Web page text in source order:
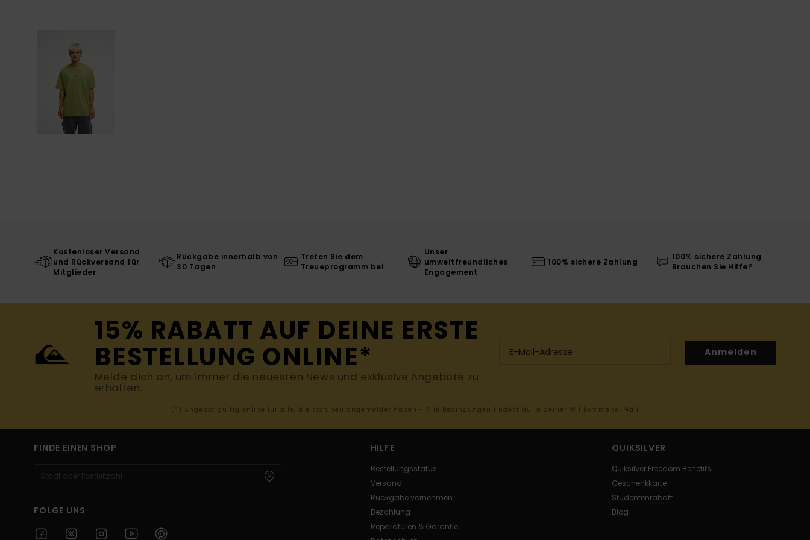
Kostenloser Versand
und Rückversand für
Mitglieder
Rückgabe innerhalb von
30 Tagen
Treten Sie dem
Treueprogramm bei
Unser
umweltfreundliches
Engagement
100% sichere Zahlung
100% sichere Zahlung
Brauchen Sie Hilfe?
15% RABATT AUF DEINE ERSTE
BESTELLUNG ONLINE*
Melde dich an, um immer die neuesten News und exklusive Angebote zu
erhalten.
Anmelden
(*) Angebot gültig online für alle, die sich neu angemeldet haben - Alle Bedingungen findest du in deiner Willkommens-Mail
FINDE EINEN SHOP
FOLGE UNS
HILFE
Bestellungsstatus
Versand
Rückgabe vornehmen
Bezahlung
Reparaturen & Garantie
QUIKSILVER
Quiksilver Freedom Benefits
Geschenkkarte
Studentenrabatt
Blog